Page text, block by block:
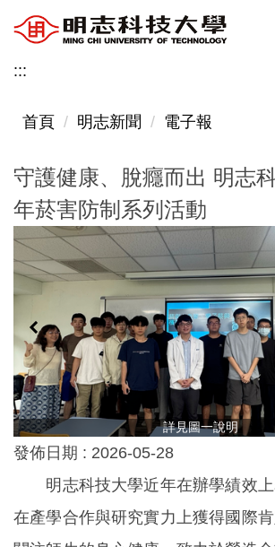
到
主
內
:::
首頁 明志新聞 電子報
守護健康、脫癮而出 明志
年菸害防制系列活動
詳見圖一說明
發佈日期 : 2026-05-28
明志科技大學近年在辦學績效上
在產學合作與研究實力上獲得國際